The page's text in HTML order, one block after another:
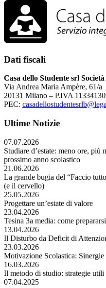
Dati fiscali
Casa dello Studente srl
Via Andrea Maria Ampère, 61/a
20131 Milano – P.IVA
PEC:
Ultime Notizie
07.07.2026
Studiare d’estate: meno ore,
prossimo anno scolastico
21.06.2026
La grande bugia del “Faccio
(e il cervello)
25.05.2026
Progettare un’estate di valore
23.04.2026
Tesina 3a media: come
13.04.2026
Il Disturbo da Deficit di
23.03.2026
Motivazione Scolastica:
16.03.2026
Il metodo di studio: strategie utili
07.04.2025